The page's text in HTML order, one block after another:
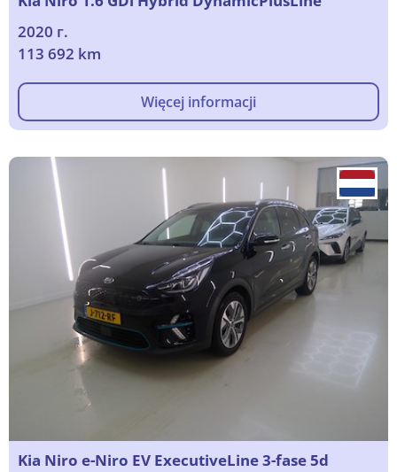
2020 г.
113 692 km
Więcej informacji
Kia Niro e-Niro EV ExecutiveLine 3-fase 5d